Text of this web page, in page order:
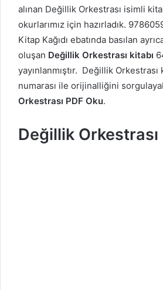
alınan Değillik Orkestrası isimli
okurlarımız için hazırladık.
Kitap Kağıdı ebatında basılan
oluşan Değillik Orkestrası kitabı
yayınlanmıştır. Değillik Orkestrası
numarası ile orijinalliğini
Orkestrası PDF Oku.
Değillik Orkestrası